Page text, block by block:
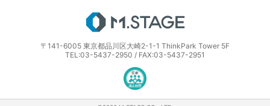
〒141-6005 東京都品川区大崎2-1-1 ThinkPark Tower 5F
TEL:03-5437-2950 / FAX:03-5437-2951